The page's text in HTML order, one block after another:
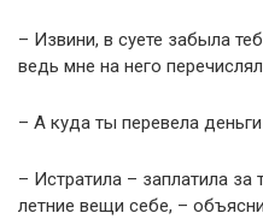
– Извини, в суете забыла
ведь мне на него
– А куда ты перевела
– Истратила – заплатила за
летние вещи себе, –